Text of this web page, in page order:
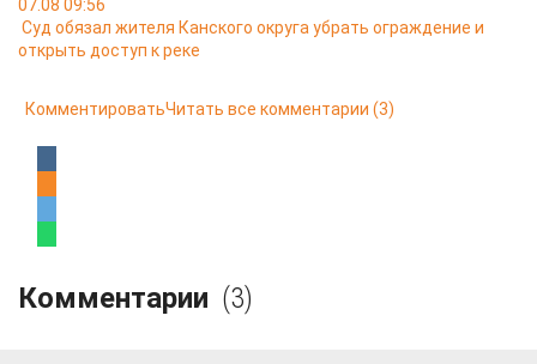
07.08 09:56
Суд обязал жителя Канского округа убрать ограждение и
открыть доступ к реке
КомментироватьЧитать все комментарии (3)
Комментарии (3)